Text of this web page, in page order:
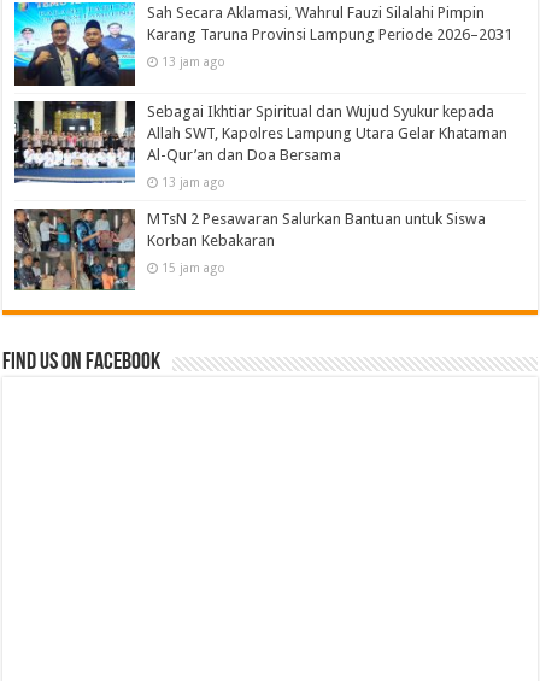
Sah Secara Aklamasi, Wahrul Fauzi Silalahi Pimpin
Karang Taruna Provinsi Lampung Periode 2026–2031
13 jam ago
Sebagai Ikhtiar Spiritual dan Wujud Syukur kepada
Allah SWT, Kapolres Lampung Utara Gelar Khataman
Al-Qur’an dan Doa Bersama
13 jam ago
MTsN 2 Pesawaran Salurkan Bantuan untuk Siswa
Korban Kebakaran
15 jam ago
Find us on Facebook